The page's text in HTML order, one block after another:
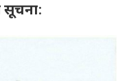
सूचना: